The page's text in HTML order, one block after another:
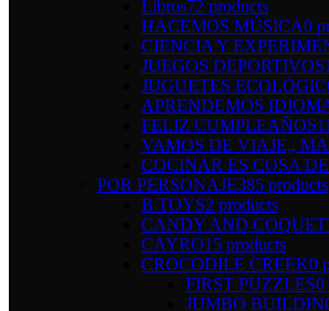
Libros72 products
HACEMOS MÚSICA0
CIENCIA Y
JUEGOS DEPORTIVOS
JUGUETES
APRENDEMOS
FELIZ CUMPLEAÑOS
VAMOS DE VIAJE,,
COCINAR ES COSA
POR PERSONAJE385 products
B TOYS2 products
CANDY AND
CAYRO15 products
CROCODILE CREEK0
FIRST PUZZLES0
JUMBO